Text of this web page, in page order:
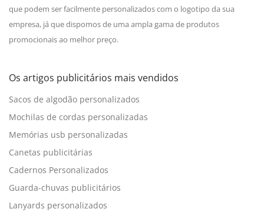
que podem ser facilmente personalizados com o logotipo da sua
empresa, já que dispomos de uma ampla gama de produtos
promocionais ao melhor preço.
Os artigos publicitários mais vendidos
Sacos de algodão personalizados
Mochilas de cordas personalizadas
Memórias usb personalizadas
Canetas publicitárias
Cadernos Personalizados
Guarda-chuvas publicitários
Lanyards personalizados